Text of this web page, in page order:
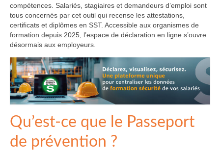
compétences. Salariés, stagiaires et demandeurs d’emploi sont
tous concernés par cet outil qui recense les attestations,
certificats et diplômes en SST. Accessible aux organismes de
formation depuis 2025, l’espace de déclaration en ligne s’ouvre
désormais aux employeurs.
Qu’est-ce que le Passeport
de prévention ?